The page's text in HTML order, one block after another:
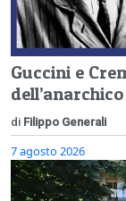
Guccini e
di Filippo Generali
7 agosto 2026